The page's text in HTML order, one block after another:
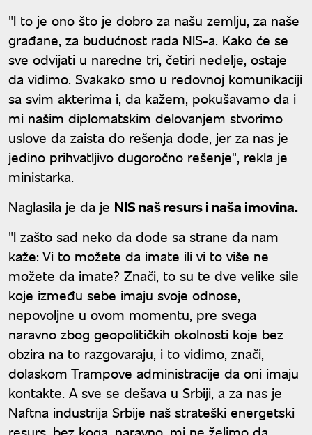
"I to je ono što je dobro za našu zemlju, za naše
građane, za budućnost rada NIS-a. Kako će se
sve odvijati u naredne tri, četiri nedelje, ostaje
da vidimo. Svakako smo u redovnoj komunikaciji
sa svim akterima i, da kažem, pokušavamo da i
mi našim diplomatskim delovanjem stvorimo
uslove da zaista do rešenja dođe, jer za nas je
jedino prihvatljivo dugoročno rešenje", rekla je
ministarka.
Naglasila je da je NIS naš resurs i naša imovina.
"I zašto sad neko da dođe sa strane da nam
kaže: Vi to možete da imate ili vi to više ne
možete da imate? Znači, to su te dve velike sile
koje između sebe imaju svoje odnose,
nepovoljne u ovom momentu, pre svega
naravno zbog geopolitičkih okolnosti koje bez
obzira na to razgovaraju, i to vidimo, znači,
dolaskom Trampove administracije da oni imaju
kontakte. A sve se dešava u Srbiji, a za nas je
Naftna industrija Srbije naš strateški energetski
resurs, bez koga, naravno, mi ne želimo da